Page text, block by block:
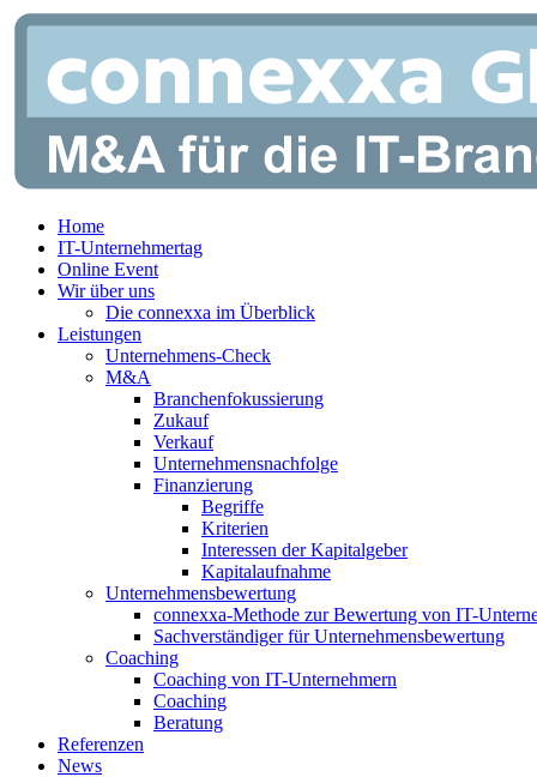
Zum
springen
Home
IT-Unternehmertag
Online Event
Wir über uns
Die connexxa im Überblick
Leistungen
Unternehmens-Check
M&A
Branchenfokussierung
Zukauf
Verkauf
Unternehmensnachfolge
Finanzierung
Begriffe
Kriterien
Interessen der Kapitalgeber
Kapitalaufnahme
Unternehmensbewertung
connexxa-Methode zur Bewertung von IT-
Sachverständiger für Unternehmensbewertung
Coaching
Coaching von IT-Unternehmern
Coaching
Beratung
Referenzen
News